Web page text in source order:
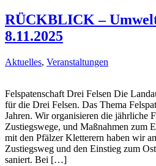
RÜCKBLICK –
8.11.2025
Aktuelles, Veranstaltungen
Felspatenschaft Drei Felsen Die
für die Drei Felsen. Das Thema
Jahren. Wir organisieren die jährliche
Zustiegswege, und Maßnahmen zum
mit den Pfälzer Kletterern haben wir
Zustiegsweg und den Einstieg zum
saniert. Bei […]